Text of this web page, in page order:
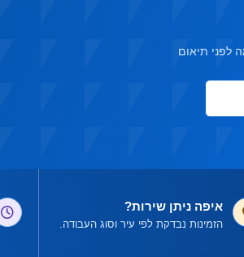
לפני תיאום
איפה ניתן שירות?
הזמינות נבדקת לפי עיר וסוג העבודה.